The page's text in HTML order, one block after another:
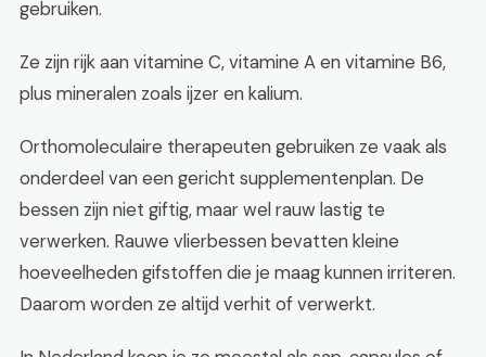
gebruiken.
Ze zijn rijk aan vitamine C, vitamine A en vitamine B6,
plus mineralen zoals ijzer en kalium.
Orthomoleculaire therapeuten gebruiken ze vaak als
onderdeel van een gericht supplementenplan. De
bessen zijn niet giftig, maar wel rauw lastig te
verwerken. Rauwe vlierbessen bevatten kleine
hoeveelheden gifstoffen die je maag kunnen irriteren.
Daarom worden ze altijd verhit of verwerkt.